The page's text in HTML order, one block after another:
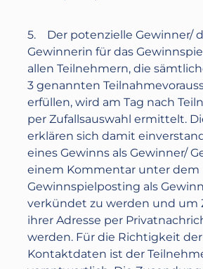
5. Der potenzielle Gewinner/
Gewinnerin für das
allen Teilnehmern, die
3 genannten
erfüllen, wird am Tag nach
per Zufallsauswahl ermittelt.
erklären sich damit
eines Gewinns als Gewinner/
einem Kommentar unter dem
Gewinnspielposting als
verkündet zu werden und um
ihrer Adresse per
werden. Für die Richtigkeit
Kontaktdaten ist der